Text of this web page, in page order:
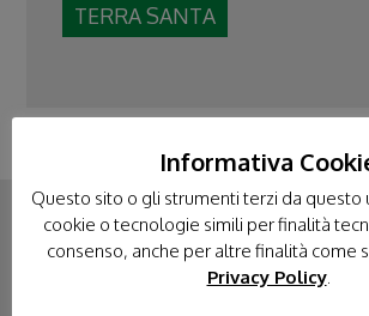
TERRA SANTA
Informativa
Questo sito o gli strumenti terzi da questo
cookie o tecnologie simili per finalità
consenso, anche per altre finalità come
Privacy Policy.